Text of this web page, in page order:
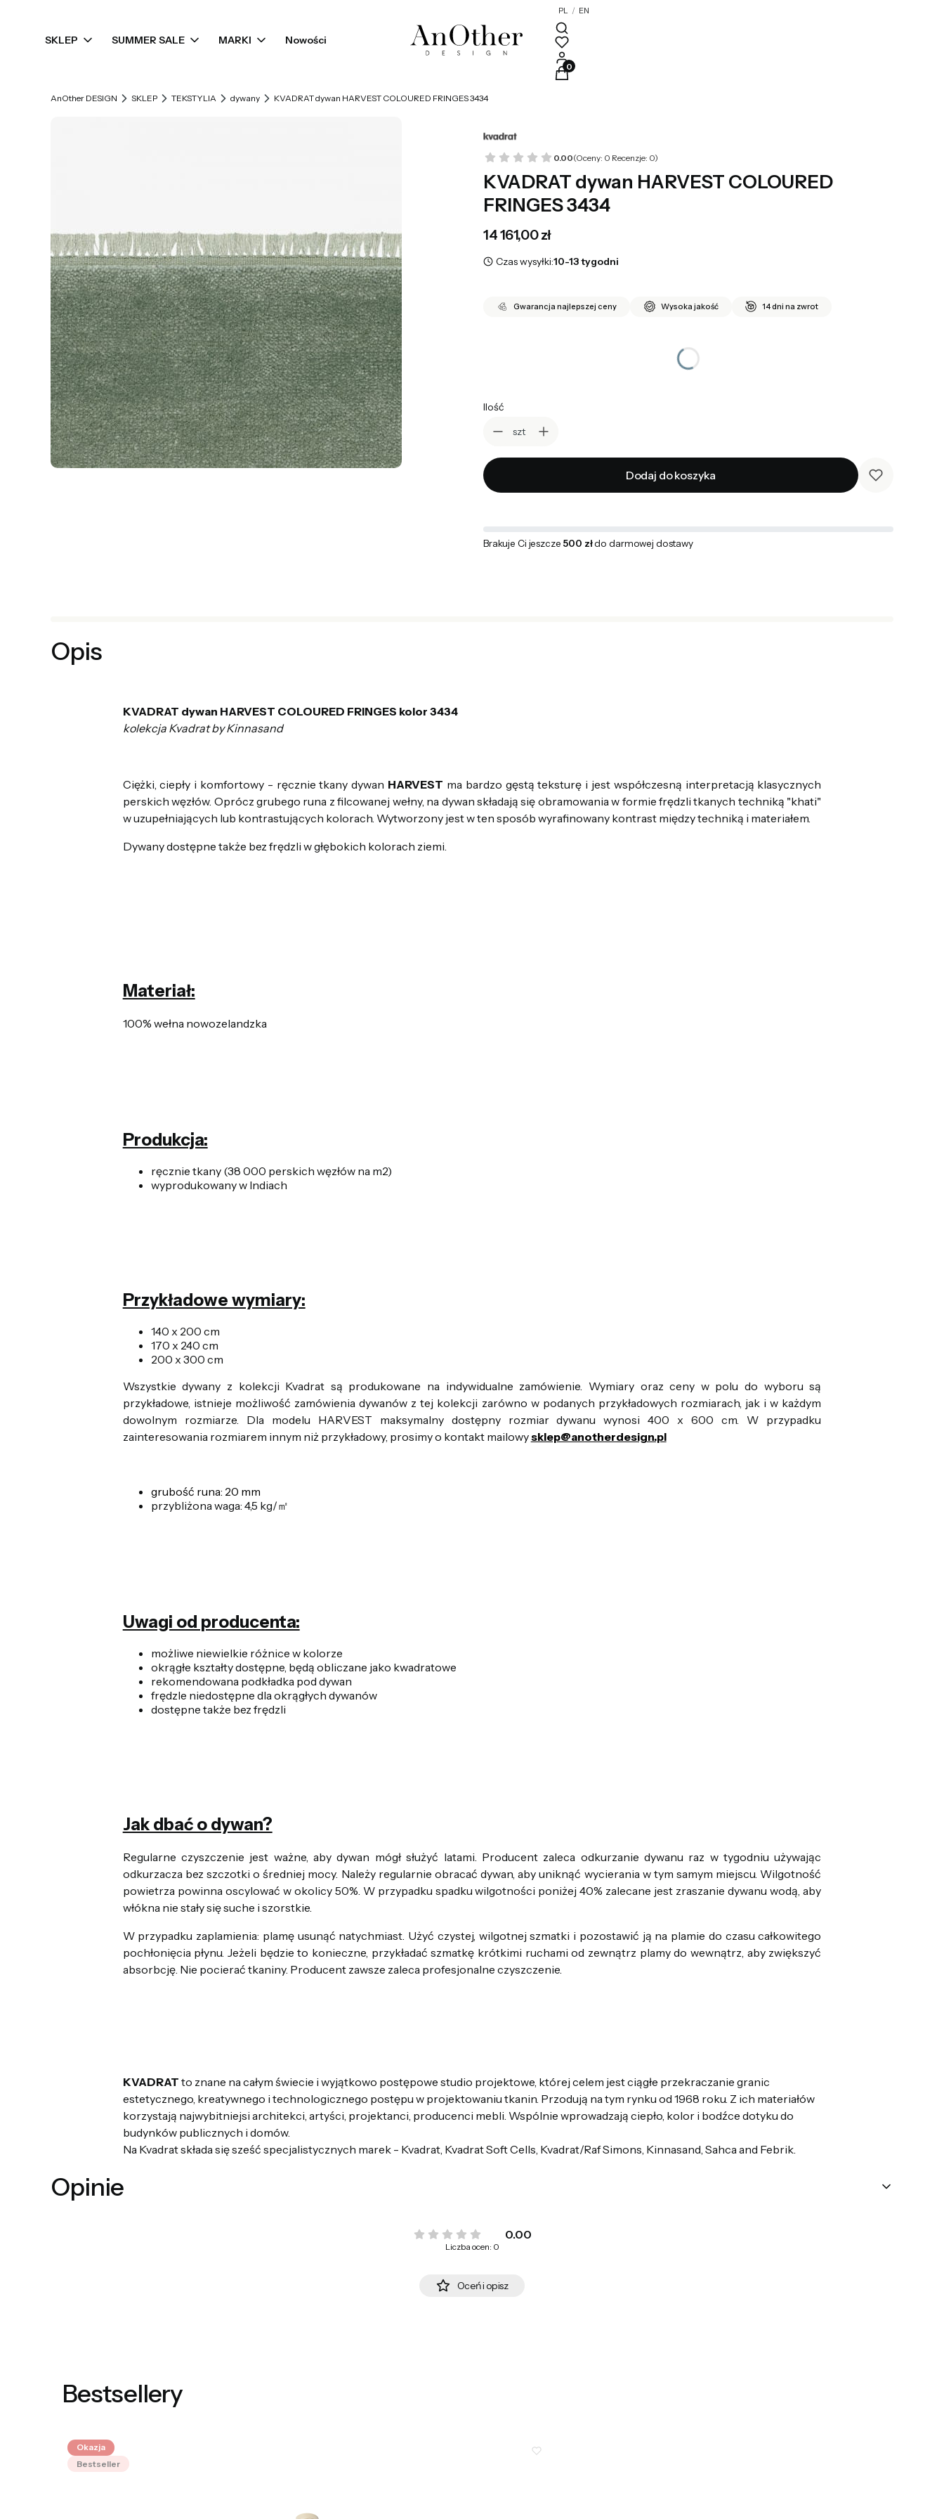
SKLEP SUMMER SALE MARKI Nowości
PL / EN
Produkty w koszyku: 0. Zobacz szczegóły
AnOther DESIGN SKLEP TEKSTYLIA dywany KVADRAT dywan HARVEST COLOURED FRINGES 3434
0.00(Oceny: 0 Recenzje: 0)
KVADRAT dywan HARVEST COLOURED
FRINGES 3434
Cena
14 161,00 zł
Czas wysyłki:10-13 tygodni
Gwarancja najlepszej ceny Wysoka jakość 14 dni na zwrot
Ilość
szt
Dodaj do koszyka
Brakuje Ci jeszcze 500 złdo darmowej dostawy
Opis
KVADRAT dywan HARVEST COLOURED FRINGES kolor 3434
kolekcja Kvadrat by Kinnasand
Ciężki, ciepły i komfortowy - ręcznie tkany dywan HARVEST ma bardzo gęstą teksturę i jest współczesną interpretacją klasycznych
perskich węzłów. Oprócz grubego runa z filcowanej wełny, na dywan składają się obramowania w formie frędzli tkanych techniką "khati"
w uzupełniających lub kontrastujących kolorach. Wytworzony jest w ten sposób wyrafinowany kontrast między techniką i materiałem.
Dywany dostępne także bez frędzli w głębokich kolorach ziemi.
Materiał:
100% wełna nowozelandzka
Produkcja:
ręcznie tkany (38 000 perskich węzłów na m2)
wyprodukowany w Indiach
Przykładowe wymiary:
140 x 200 cm
170 x 240 cm
200 x 300 cm
Wszystkie dywany z kolekcji Kvadrat są produkowane na indywidualne zamówienie. Wymiary oraz ceny w polu do wyboru są
przykładowe, istnieje możliwość zamówienia dywanów z tej kolekcji zarówno w podanych przykładowych rozmiarach, jak i w każdym
dowolnym rozmiarze. Dla modelu HARVEST maksymalny dostępny rozmiar dywanu wynosi 400 x 600 cm. W przypadku
zainteresowania rozmiarem innym niż przykładowy, prosimy o kontakt mailowysklep@anotherdesign.pl
grubość runa: 20 mm
przybliżona waga: 4,5 kg/㎡
Uwagi od producenta:
możliwe niewielkie różnice w kolorze
okrągłe kształty dostępne, będą obliczane jako kwadratowe
rekomendowana podkładka pod dywan
frędzle niedostępne dla okrągłych dywanów
dostępne także bez frędzli
Jak dbać o dywan?
Regularne czyszczenie jest ważne, aby dywan mógł służyć latami. Producent zaleca odkurzanie dywanu raz w tygodniu używając
odkurzacza bez szczotki o średniej mocy. Należy regularnie obracać dywan, aby uniknąć wycierania w tym samym miejscu. Wilgotność
powietrza powinna oscylować w okolicy 50%. W przypadku spadku wilgotności poniżej 40% zalecane jest zraszanie dywanu wodą, aby
włókna nie stały się suche i szorstkie.
W przypadku zaplamienia: plamę usunąć natychmiast. Użyć czystej, wilgotnej szmatki i pozostawić ją na plamie do czasu całkowitego
pochłonięcia płynu. Jeżeli będzie to konieczne, przykładać szmatkę krótkimi ruchami od zewnątrz plamy do wewnątrz, aby zwiększyć
absorbcję. Nie pocierać tkaniny. Producent zawsze zaleca profesjonalne czyszczenie.
KVADRAT to znane na całym świecie i wyjątkowo postępowe studio projektowe, której celem jest ciągłe przekraczanie granic
estetycznego, kreatywnego i technologicznego postępu w projektowaniu tkanin. Przodują na tym rynku od 1968 roku. Z ich materiałów
korzystają najwybitniejsi architekci, artyści, projektanci, producenci mebli. Wspólnie wprowadzają ciepło, kolor i bodźce dotyku do
budynków publicznych i domów.
Na Kvadrat składa się sześć specjalistycznych marek - Kvadrat, Kvadrat Soft Cells, Kvadrat/Raf Simons, Kinnasand, Sahca and Febrik.
Opinie
0.00
Liczba ocen: 0
Oceń i opisz
Bestsellery
Okazja
Bestseller